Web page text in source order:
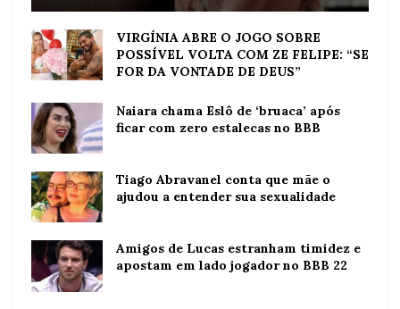
VIRGÍNIA ABRE O JOGO SOBRE
POSSÍVEL VOLTA COM ZE FELIPE: “SE
FOR DA VONTADE DE DEUS”
Naiara chama Eslô de ‘bruaca’ após
ficar com zero estalecas no BBB
Tiago Abravanel conta que mãe o
ajudou a entender sua sexualidade
Amigos de Lucas estranham timidez e
apostam em lado jogador no BBB 22